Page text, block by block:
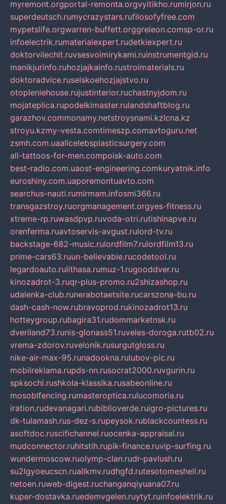
myremont.orgportal-remonta.orgvyitikho.rumirjon.ru
superdeutsch.rumycrazystars.rufilosofyfree.com
mypetslife.orgwarren-buffett.orggreleon.comsp-or.ru
infoelectrik.rumaterialexpert.rudetkiexpert.ru
doktorvilechit.ruvsesvoimirykami.ruinstrumentgid.ru
manikjurinfo.ruhozjajkainfo.rustroimaterials.ru
doktoradvice.ruselskoehozjajstvo.ru
otopleniehouse.rujustinterior.ruchastnyjdom.ru
mojateplica.rupodelkimaster.rulandshaftblog.ru
garazhov.commonamy.netstroysnami.kzlcna.kz
stroyu.kzmy-vesta.comtimeszp.comavtoguru.net
zsmh.com.uaallcelebsplasticsurgery.com
all-tattoos-for-men.compoisk-auto.com
best-radio.com.uaost-engineering.comkuryatnik.info
euroshiny.com.uaporemontuavto.com
searchus-nauti.rumirmam.infosmi366.ru
transgazstroy.ruorgmanagement.orgyes-fitness.ru
xtreme-rp.ruwasdpvp.ruvoda-otri.rutishinapve.ru
orenferma.ruavtoservis-avgust.rulord-tv.ru
backstage-682-music.rulordfilm7.rulordfilm13.ru
prime-cars63.ruun-believable.rucodetool.ru
legardoauto.rulithasa.rumuz-1.rugooddver.ru
kinozadrot-3.ruqr-plus-promo.ru2shizashop.ru
udalenka-club.runerabotaetsite.rucarszona-bu.ru
dash-cash-now.rubravoprod.rukinozadrot13.ru
hotteygroup.rubagira31.rudommarketnsk.ru
dveriland73.runis-glonass51.ruveles-doroga.rutb02.ru
vrema-zdorov.ruvelonik.rusurgutgloss.ru
nike-air-max-95.runadookna.rulubov-pic.ru
mobilreklama.rupds-nn.rusocrat2000.ruvgurin.ru
spksochi.rushkola-klassika.rusabeonline.ru
mosoblfencing.rumasteroptica.rulucomoria.ru
iration.rudevanagari.rubiblioverde.ruigro-pictures.ru
dk-tulamash.rus-dez-s.rupeysok.rublackcountess.ru
asoftdoc.ruscifichannel.ruocenka-appraisal.ru
mudconnector.ruhitstih.rupik-finance.ruvip-surfing.ru
wundermoscow.ruolymp-clan.rudr-pavlush.ru
su2lgyoeucscn.ruallkmv.rudhgfd.rutesotomeshell.ru
netoen.ruweb-digest.ruchanganqiyuana07.ru
kuper-dostavka.ruedemvgelen.ruytyt.ruinfoelektrik.ru